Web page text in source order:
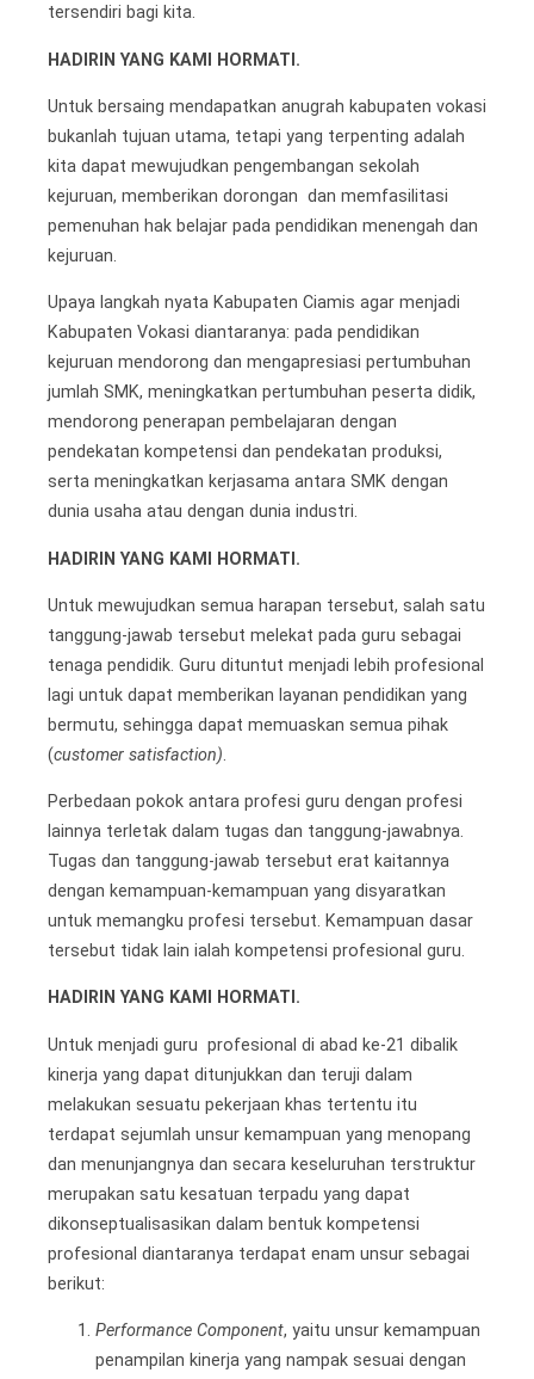
tersendiri bagi kita.
HADIRIN YANG KAMI HORMATI.
Untuk bersaing mendapatkan anugrah kabupaten vokasi
bukanlah tujuan utama, tetapi yang terpenting adalah
kita dapat mewujudkan pengembangan sekolah
kejuruan, memberikan dorongan dan memfasilitasi
pemenuhan hak belajar pada pendidikan menengah dan
kejuruan.
Upaya langkah nyata Kabupaten Ciamis agar menjadi
Kabupaten Vokasi diantaranya: pada pendidikan
kejuruan mendorong dan mengapresiasi pertumbuhan
jumlah SMK, meningkatkan pertumbuhan peserta didik,
mendorong penerapan pembelajaran dengan
pendekatan kompetensi dan pendekatan produksi,
serta meningkatkan kerjasama antara SMK dengan
dunia usaha atau dengan dunia industri.
HADIRIN YANG KAMI HORMATI.
Untuk mewujudkan semua harapan tersebut, salah satu
tanggung-jawab tersebut melekat pada guru sebagai
tenaga pendidik. Guru dituntut menjadi lebih profesional
lagi untuk dapat memberikan layanan pendidikan yang
bermutu, sehingga dapat memuaskan semua pihak
(customer satisfaction)
Perbedaan pokok antara profesi guru dengan profesi
lainnya terletak dalam tugas dan tanggung-jawabnya.
Tugas dan tanggung-jawab tersebut erat kaitannya
dengan kemampuan-kemampuan yang disyaratkan
untuk memangku profesi tersebut. Kemampuan dasar
tersebut tidak lain ialah kompetensi profesional guru.
HADIRIN YANG KAMI HORMATI.
Untuk menjadi guru profesional di abad ke-21 dibalik
kinerja yang dapat ditunjukkan dan teruji dalam
melakukan sesuatu pekerjaan khas tertentu itu
terdapat sejumlah unsur kemampuan yang menopang
dan menunjangnya dan secara keseluruhan terstruktur
merupakan satu kesatuan terpadu yang dapat
dikonseptualisasikan dalam bentuk kompetensi
profesional diantaranya terdapat enam unsur sebagai
berikut:
Performance Component, yaitu unsur kemampuan
penampilan kinerja yang nampak sesuai dengan